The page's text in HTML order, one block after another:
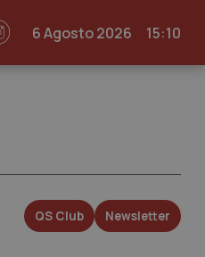
6 Agosto 2026 15:10
QS Club Newsletter